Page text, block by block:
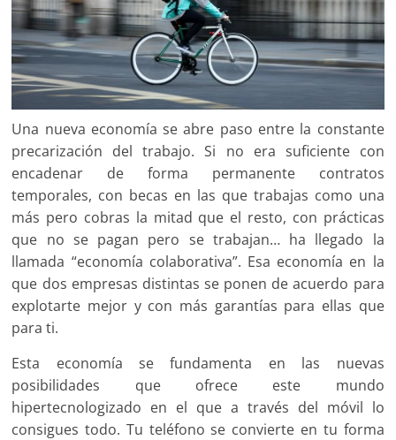
Una nueva economía se abre paso entre la constante
precarización del trabajo. Si no era suficiente con
encadenar de forma permanente contratos
temporales, con becas en las que trabajas como una
más pero cobras la mitad que el resto, con prácticas
que no se pagan pero se trabajan… ha llegado la
llamada “economía colaborativa”. Esa economía en la
que dos empresas distintas se ponen de acuerdo para
explotarte mejor y con más garantías para ellas que
para ti.
Esta economía se fundamenta en las nuevas
posibilidades que ofrece este mundo
hipertecnologizado en el que a través del móvil lo
consigues todo. Tu teléfono se convierte en tu forma